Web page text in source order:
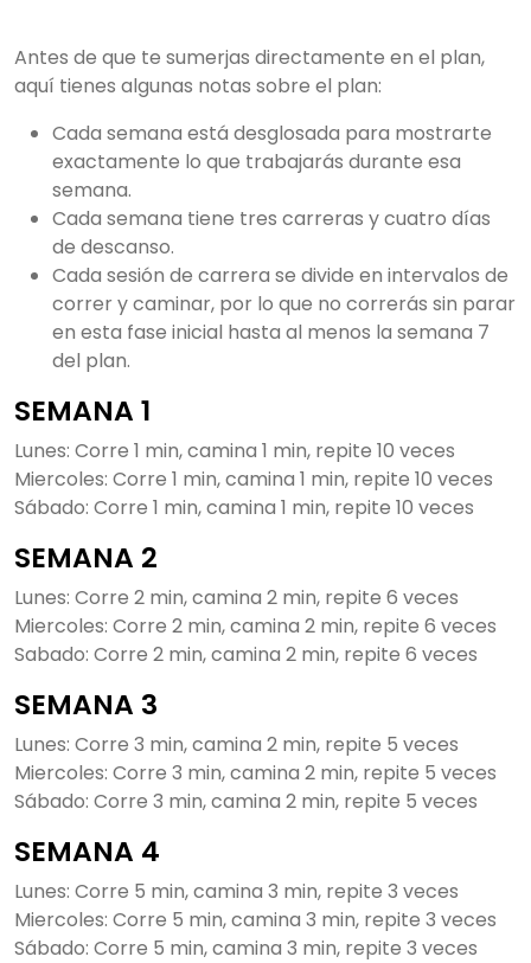
Antes de que te sumerjas directamente en el plan,
aquí tienes algunas notas sobre el plan:
Cada semana está desglosada para mostrarte
exactamente lo que trabajarás durante esa
semana.
Cada semana tiene tres carreras y cuatro días
de descanso.
Cada sesión de carrera se divide en intervalos de
correr y caminar, por lo que no correrás sin parar
en esta fase inicial hasta al menos la semana 7
del plan.
SEMANA 1
Lunes: Corre 1 min, camina 1 min, repite 10 veces
Miercoles: Corre 1 min, camina 1 min, repite 10 veces
Sábado: Corre 1 min, camina 1 min, repite 10 veces
SEMANA 2
Lunes: Corre 2 min, camina 2 min, repite 6 veces
Miercoles: Corre 2 min, camina 2 min, repite 6 veces
Sabado: Corre 2 min, camina 2 min, repite 6 veces
SEMANA 3
Lunes: Corre 3 min, camina 2 min, repite 5 veces
Miercoles: Corre 3 min, camina 2 min, repite 5 veces
Sábado: Corre 3 min, camina 2 min, repite 5 veces
SEMANA 4
Lunes: Corre 5 min, camina 3 min, repite 3 veces
Miercoles: Corre 5 min, camina 3 min, repite 3 veces
Sábado: Corre 5 min, camina 3 min, repite 3 veces